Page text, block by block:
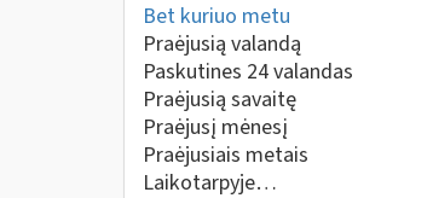
Bet kuriuo metu
Praėjusią valandą
Paskutines 24 valandas
Praėjusią savaitę
Praėjusį mėnesį
Praėjusiais metais
Laikotarpyje…